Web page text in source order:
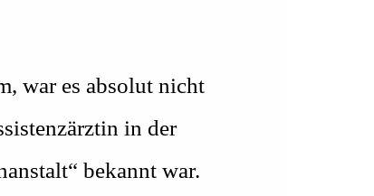
war es absolut nicht
in der
bekannt war.